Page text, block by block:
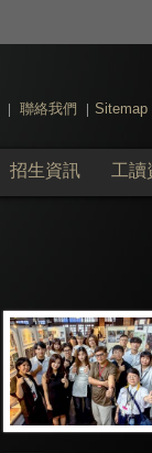
聯絡我們 Sitemap
招生資訊 工讀